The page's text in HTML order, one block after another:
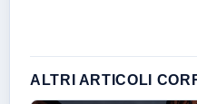
ALTRI ARTICOLI